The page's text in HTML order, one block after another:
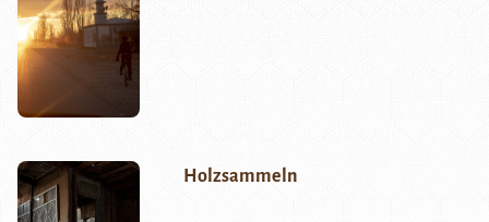
Holzsammeln